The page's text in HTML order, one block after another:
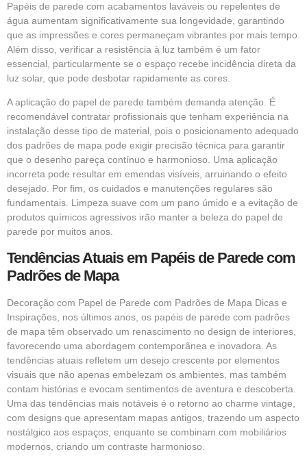
Papéis de parede com acabamentos laváveis ou repelentes de
água aumentam significativamente sua longevidade, garantindo
que as impressões e cores permaneçam vibrantes por mais tempo.
Além disso, verificar a resistência à luz também é um fator
essencial, particularmente se o espaço recebe incidência direta da
luz solar, que pode desbotar rapidamente as cores.
A aplicação do papel de parede também demanda atenção. É
recomendável contratar profissionais que tenham experiência na
instalação desse tipo de material, pois o posicionamento adequado
dos padrões de mapa pode exigir precisão técnica para garantir
que o desenho pareça contínuo e harmonioso. Uma aplicação
incorreta pode resultar em emendas visíveis, arruinando o efeito
desejado. Por fim, os cuidados e manutenções regulares são
fundamentais. Limpeza suave com um pano úmido e a evitação de
produtos químicos agressivos irão manter a beleza do papel de
parede por muitos anos.
Tendências Atuais em Papéis de Parede com
Padrões de Mapa
Decoração com Papel de Parede com Padrões de Mapa Dicas e
Inspirações, nos últimos anos, os papéis de parede com padrões
de mapa têm observado um renascimento no design de interiores,
favorecendo uma abordagem contemporânea e inovadora. As
tendências atuais refletem um desejo crescente por elementos
visuais que não apenas embelezam os ambientes, mas também
contam histórias e evocam sentimentos de aventura e descoberta.
Uma das tendências mais notáveis é o retorno ao charme vintage,
com designs que apresentam mapas antigos, trazendo um aspecto
nostálgico aos espaços, enquanto se combinam com mobiliários
modernos, criando um contraste harmonioso.